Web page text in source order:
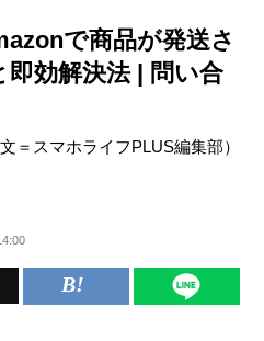
で商品が発送さ
効解決法 | 問い合
文＝スマホライフPLUS編集部）